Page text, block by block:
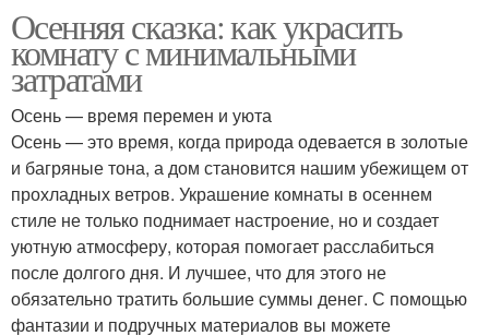
Осенняя сказка: как украсить
комнату с минимальными
затратами
Осень — время перемен и уюта
Осень — это время, когда природа одевается в золотые
и багряные тона, а дом становится нашим убежищем от
прохладных ветров. Украшение комнаты в осеннем
стиле не только поднимает настроение, но и создает
уютную атмосферу, которая помогает расслабиться
после долгого дня. И лучшее, что для этого не
обязательно тратить большие суммы денег. С помощью
фантазии и подручных материалов вы можете